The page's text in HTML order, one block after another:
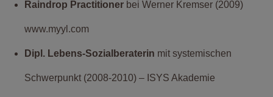
Raindrop Practitionerbei Werner Kremser (2009)
www.myyl.com
Dipl. Lebens-Sozialberaterin mit systemischen
Schwerpunkt (2008-2010) – ISYS Akademie